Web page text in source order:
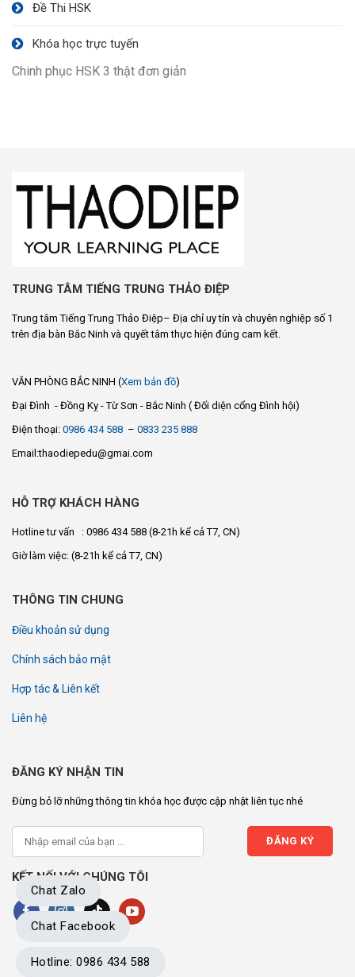
Đề Thi HSK
Khóa học trực tuyến
Chinh phục HSK 3 thật đơn giản
TRUNG TÂM TIẾNG TRUNG THẢO ĐIỆP
Trung tâm Tiếng Trung Thảo Điệp– Địa chỉ uy tín và chuyên nghiệp số 1
trên địa bàn Bắc Ninh và quyết tâm thực hiện đúng cam kết.
VĂN PHÒNG BẮC NINH (Xem bản đồ)
Đại Đình - Đồng Kỵ - Từ Sơn - Bắc Ninh ( Đối diện cổng Đình hội)
Điện thoại: 0986 434 588 – 0833 235 888
Email:thaodiepedu@gmai.com
HỖ TRỢ KHÁCH HÀNG
Hotline tư vấn : 0986 434 588 (8-21h kể cả T7, CN)
Giờ làm việc: (8-21h kể cả T7, CN)
THÔNG TIN CHUNG
Điều khoản sử dụng
Chính sách bảo mật
Hợp tác & Liên kết
Liên hệ
ĐĂNG KÝ NHẬN TIN
Đừng bỏ lỡ những thông tin khóa học được cập nhật liên tục nhé
KẾT NỐI VỚI CHÚNG TÔI
Chat Zalo
Chat Facebook
Hotline: 0986 434 588